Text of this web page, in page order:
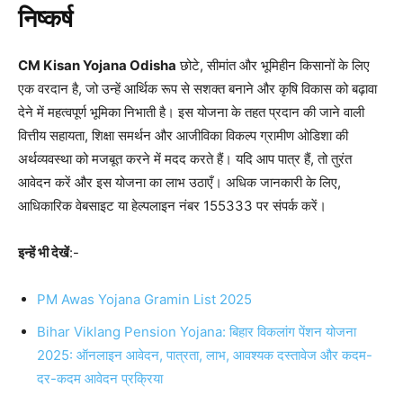
निष्कर्ष
CM Kisan Yojana Odisha छोटे, सीमांत और भूमिहीन किसानों के लिए
एक वरदान है, जो उन्हें आर्थिक रूप से सशक्त बनाने और कृषि विकास को बढ़ावा
देने में महत्वपूर्ण भूमिका निभाती है। इस योजना के तहत प्रदान की जाने वाली
वित्तीय सहायता, शिक्षा समर्थन और आजीविका विकल्प ग्रामीण ओडिशा की
अर्थव्यवस्था को मजबूत करने में मदद करते हैं। यदि आप पात्र हैं, तो तुरंत
आवेदन करें और इस योजना का लाभ उठाएँ। अधिक जानकारी के लिए,
आधिकारिक वेबसाइट या हेल्पलाइन नंबर 155333 पर संपर्क करें।
इन्हें भी देखें:-
PM Awas Yojana Gramin List 2025
Bihar Viklang Pension Yojana: बिहार विकलांग पेंशन योजना
2025: ऑनलाइन आवेदन, पात्रता, लाभ, आवश्यक दस्तावेज और कदम-
दर-कदम आवेदन प्रक्रिया